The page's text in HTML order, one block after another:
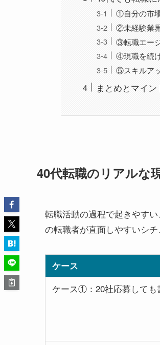
①自分の市
②未経験業
③転職エー
④現職を続
⑤スキルア
まとめとマイン
40代転職のリアルな
転職活動の過程で起きやす
の転職者が直面しやすいシチ
ケース
ケース①：20社応募しても